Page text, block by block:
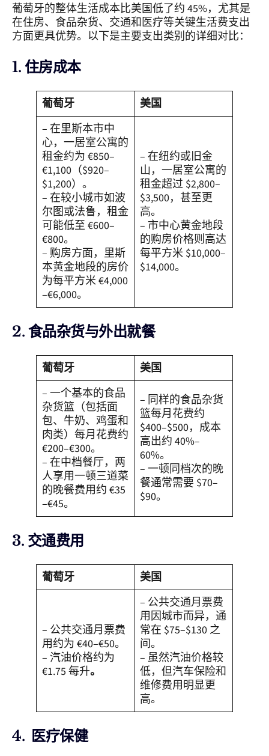
葡萄牙的整体生活成本比美国低了约 45%，尤其是
在住房、食品杂货、交通和医疗等关键生活费支出
方面更具优势。以下是主要支出类别的详细对比：
1. 住房成本
葡萄牙
美国
– 在里斯本市中
心，一居室公寓的
租金约为 €850–
€1,100（$920–
$1,200）。
– 在较小城市如波
尔图或法鲁，租金
可能低至 €600–
€800。
– 购房方面，里斯
本黄金地段的房价
为每平方米 €4,000
–€6,000。
– 在纽约或旧金
山，一居室公寓的
租金超过 $2,800–
$3,500，甚至更
高。
– 市中心黄金地段
的购房价格则高达
每平方米 $10,000–
$14,000。
2. 食品杂货与外出就餐
葡萄牙
美国
– 一个基本的食品
杂货篮（包括面
包、牛奶、鸡蛋和
肉类）每月花费约
€200–€300。
– 在中档餐厅，两
人享用一顿三道菜
的晚餐费用约 €35
–€45。
– 同样的食品杂货
篮每月花费约
$400–$500，成本
高出约 40%–
60%。
– 一顿同档次的晚
餐通常需要 $70–
$90。
3. 交通费用
葡萄牙 美国
– 公共交通月票费
用约为 €40–€50。
– 汽油价格约为
€1.75 每升。
– 公共交通月票费
用因城市而异，通
常在 $75–$130 之
间。
– 虽然汽油价格较
低，但汽车保险和
维修费用明显更
高。
4. 医疗保健